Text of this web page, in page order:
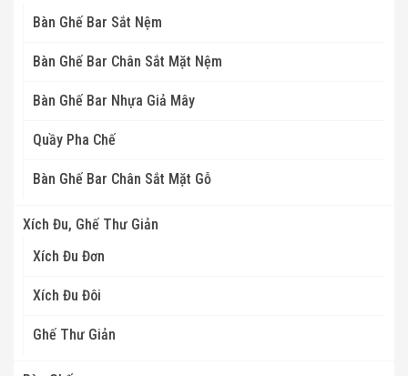
Bàn Ghế Bar Sắt Nệm
Bàn Ghế Bar Chân Sắt Mặt Nệm
Bàn Ghế Bar Nhựa Giả Mây
Quầy Pha Chế
Bàn Ghế Bar Chân Sắt Mặt Gỗ
Xích Đu, Ghế Thư Giản
Xích Đu Đơn
Xích Đu Đôi
Ghế Thư Giản